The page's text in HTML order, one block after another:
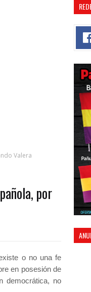
Valera
por
o no una fe
en posesión de
democrática, no